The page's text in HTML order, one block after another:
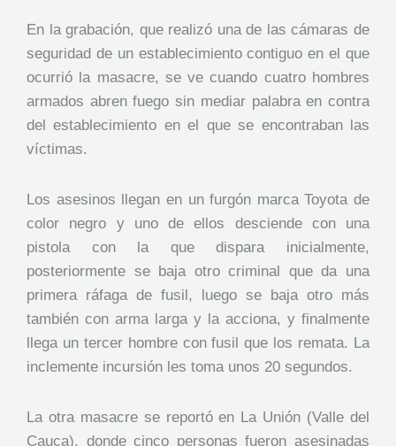
En la grabación, que realizó una de las cámaras de
seguridad de un establecimiento contiguo en el que
ocurrió la masacre, se ve cuando cuatro hombres
armados abren fuego sin mediar palabra en contra
del establecimiento en el que se encontraban las
víctimas.
Los asesinos llegan en un furgón marca Toyota de
color negro y uno de ellos desciende con una
pistola con la que dispara inicialmente,
posteriormente se baja otro criminal que da una
primera ráfaga de fusil, luego se baja otro más
también con arma larga y la acciona, y finalmente
llega un tercer hombre con fusil que los remata. La
inclemente incursión les toma unos 20 segundos.
La otra masacre se reportó en La Unión (Valle del
Cauca), donde cinco personas fueron asesinadas